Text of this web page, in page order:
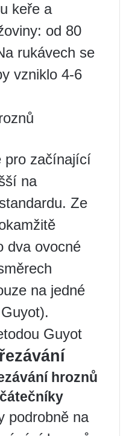
keře a
od 80
rukávech se
vzniklo 4-6
pro začínající
na
Ze
dva ovocné
na jedné
Guyot
hroznů
podrobně na